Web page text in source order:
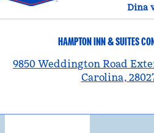
Dina
HAMPTON INN & SUITES
9850 Weddington Road
Carolina,